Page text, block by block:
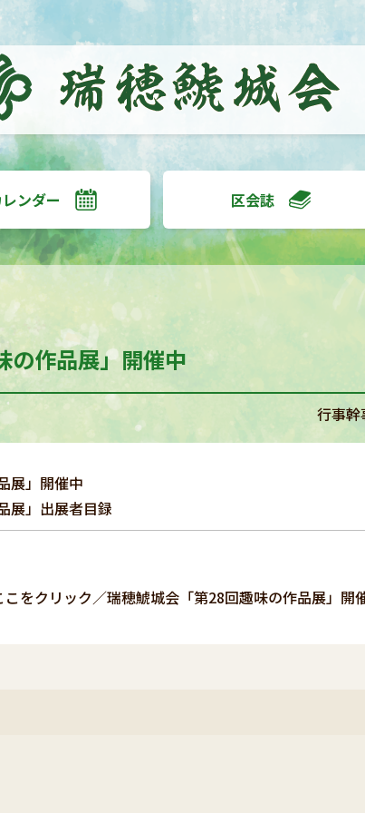
ンダー 区会誌
の作品展」開催中
行事
展」開催中
展」出展者目録
こをクリック／瑞穂鯱城会「第28回趣味の作品展」開